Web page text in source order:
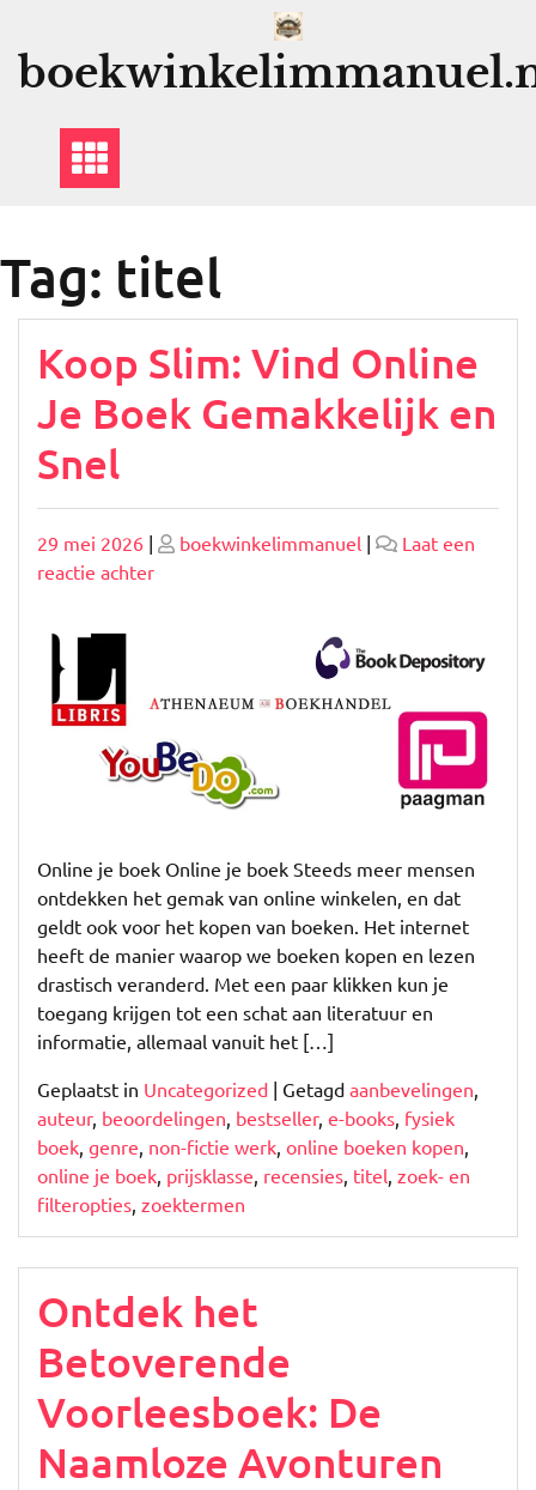
Tag: titel
Koop Slim: Vind Online
Je Boek Gemakkelijk en
Snel
Geplaatst
op
29 mei 2026 | Geplaatst
boekwinkelimmanuel |
Laat een
reactie achterop
Je
Boek
Gemakkelijk
Online je boek Online je boek Steeds meer mensen
ontdekken het gemak van online winkelen, en dat
geldt ook voor het kopen van boeken. Het internet
heeft de manier waarop we boeken kopen en lezen
drastisch veranderd. Met een paar klikken kun je
toegang krijgen tot een schat aan literatuur en
informatie, allemaal vanuit het […]
Geplaatst in Uncategorized | Getagd aanbevelingen,
auteur, beoordelingen, bestseller, e-books, fysiek
boek, genre, non-fictie werk, online boeken kopen,
online je boek, prijsklasse, recensies, titel, zoek- en
filteropties, zoektermen
Ontdek het
Betoverende
Voorleesboek: De
Naamloze Avonturen